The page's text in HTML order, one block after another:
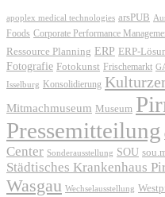
apoplex medical technologies arsPUB
Foods Corporate Performance
Ressource Planning ERP ERP-
Fotografie Fotokunst Frischemarkt
Isselburg Konsolidierung
Mitmachmuseum Museum
Pressemitteilung
Center Sonderausstellung SOU
Städtisches Krankenhaus
Wasgau Wechselausstellung